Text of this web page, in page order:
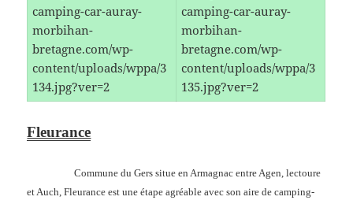
Fleurance
Commune du Gers situe en Armagnac entre Agen, lectoure
et Auch, Fleurance est une étape agréable avec son aire de camping-